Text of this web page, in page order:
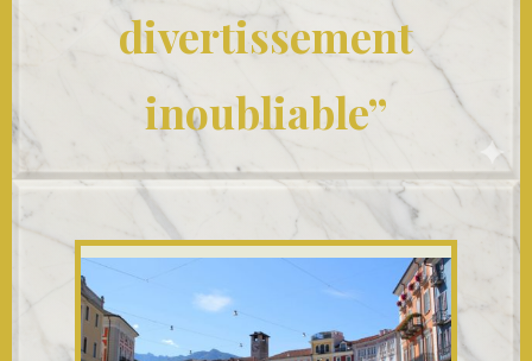
divertissement
inoubliable”